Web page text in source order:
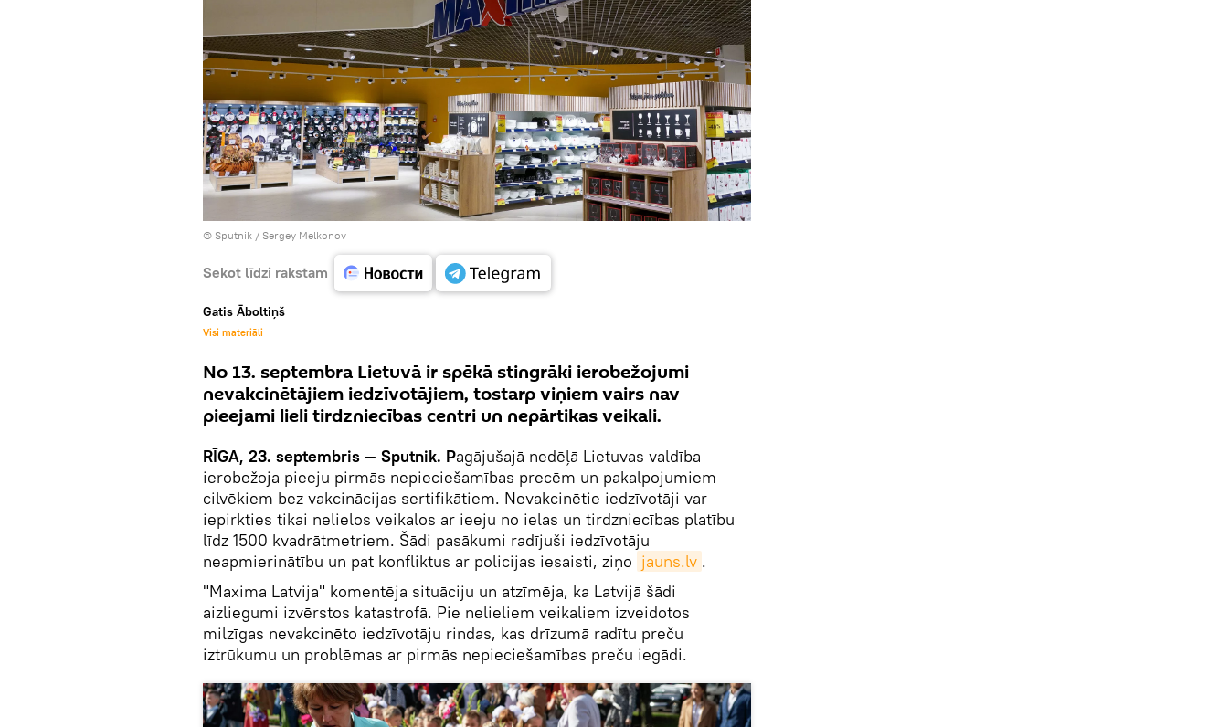
© Sputnik / Sergey Melkonov
Sekot līdzi rakstam
Gatis Āboltiņš
Visi materiāli
No 13. septembra Lietuvā ir spēkā stingrāki ierobežojumi
nevakcinētājiem iedzīvotājiem, tostarp viņiem vairs nav
pieejami lieli tirdzniecības centri un nepārtikas veikali.
RĪGA, 23. septembris — Sputnik. Pagājušajā nedēļā Lietuvas valdība
ierobežoja pieeju pirmās nepieciešamības precēm un pakalpojumiem
cilvēkiem bez vakcinācijas sertifikātiem. Nevakcinētie iedzīvotāji var
iepirkties tikai nelielos veikalos ar ieeju no ielas un tirdzniecības platību
līdz 1500 kvadrātmetriem. Šādi pasākumi radījuši iedzīvotāju
neapmierinātību un pat konfliktus ar policijas iesaisti, ziņo jauns.lv .
"Maxima Latvija" komentēja situāciju un atzīmēja, ka Latvijā šādi
aizliegumi izvērstos katastrofā. Pie nelieliem veikaliem izveidotos
milzīgas nevakcinēto iedzīvotāju rindas, kas drīzumā radītu preču
iztrūkumu un problēmas ar pirmās nepieciešamības preču iegādi.